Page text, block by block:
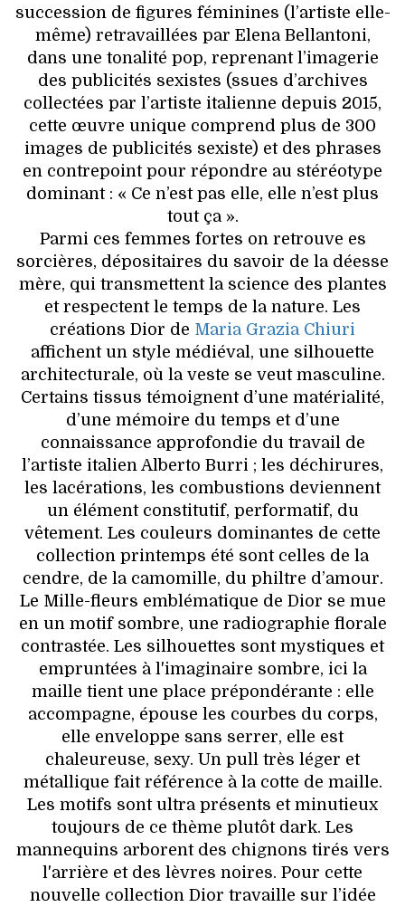
succession de figures féminines (l’artiste elle-
même) retravaillées par Elena Bellantoni,
dans une tonalité pop, reprenant l’imagerie
des publicités sexistes (ssues d’archives
collectées par l’artiste italienne depuis 2015,
cette œuvre unique comprend plus de 300
images de publicités sexiste) et des phrases
en contrepoint pour répondre au stéréotype
dominant : « Ce n’est pas elle, elle n’est plus
tout ça ».
Parmi ces femmes fortes on retrouve es
sorcières, dépositaires du savoir de la déesse
mère, qui transmettent la science des plantes
et respectent le temps de la nature. Les
créations Dior de Maria Grazia Chiuri
affichent un style médiéval, une silhouette
architecturale, où la veste se veut masculine.
Certains tissus témoignent d’une matérialité,
d’une mémoire du temps et d’une
connaissance approfondie du travail de
l’artiste italien Alberto Burri ; les déchirures,
les lacérations, les combustions deviennent
un élément constitutif, performatif, du
vêtement. Les couleurs dominantes de cette
collection printemps été sont celles de la
cendre, de la camomille, du philtre d’amour.
Le Mille-fleurs emblématique de Dior se mue
en un motif sombre, une radiographie florale
contrastée. Les silhouettes sont mystiques et
empruntées à l'imaginaire sombre, ici la
maille tient une place prépondérante : elle
accompagne, épouse les courbes du corps,
elle enveloppe sans serrer, elle est
chaleureuse, sexy. Un pull très léger et
métallique fait référence à la cotte de maille.
Les motifs sont ultra présents et minutieux
toujours de ce thème plutôt dark. Les
mannequins arborent des chignons tirés vers
l'arrière et des lèvres noires. Pour cette
nouvelle collection Dior travaille sur l’idée